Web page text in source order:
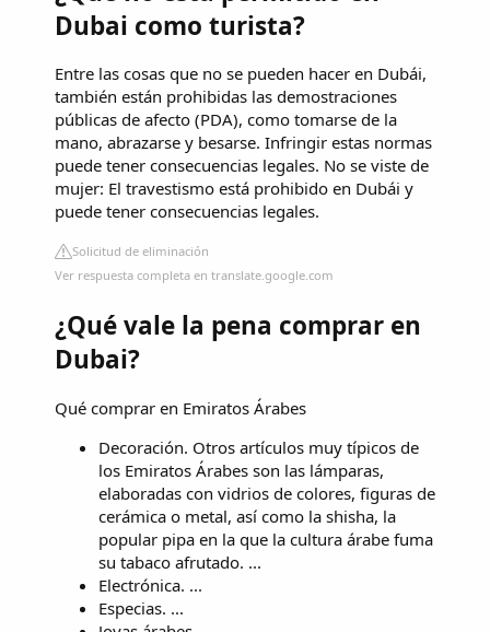
Dubai como turista?
Entre las cosas que no se pueden hacer en Dubái,
también están prohibidas las demostraciones
públicas de afecto (PDA), como tomarse de la
mano, abrazarse y besarse. Infringir estas normas
puede tener consecuencias legales. No se viste de
mujer: El travestismo está prohibido en Dubái y
puede tener consecuencias legales.
Solicitud de eliminación
Ver respuesta completa en translate.google.com
¿Qué vale la pena comprar en
Dubai?
Qué comprar en Emiratos Árabes
Decoración. Otros artículos muy típicos de
los Emiratos Árabes son las lámparas,
elaboradas con vidrios de colores, figuras de
cerámica o metal, así como la shisha, la
popular pipa en la que la cultura árabe fuma
su tabaco afrutado. ...
Electrónica. ...
Especias. ...